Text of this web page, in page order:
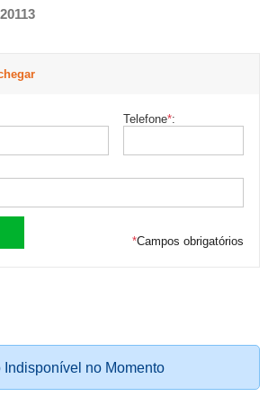
Telefone*:
*Campos obrigatórios
Indisponível no Momento